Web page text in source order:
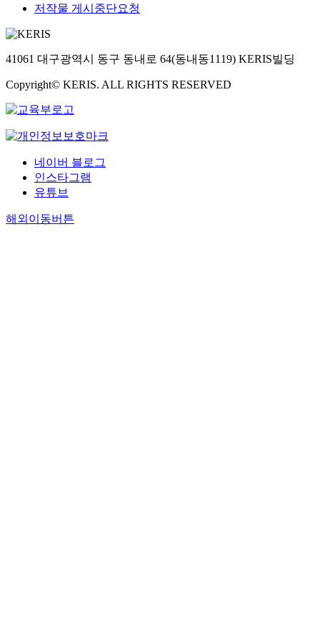
저작물 게시중단요청
41061 대구광역시 동구 동내로 64(동내동1119) KERIS빌딩
Copyright© KERIS. ALL RIGHTS RESERVED
네이버 블로그
인스타그램
유튜브
해외이동버튼